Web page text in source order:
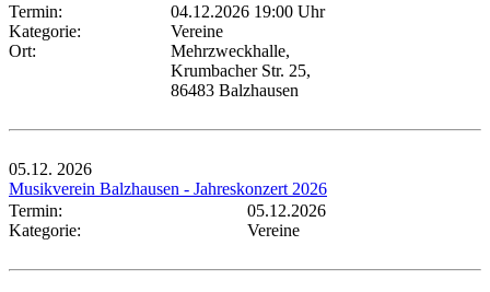
Termin:
04.12.2026 19:00 Uhr
Kategorie:
Vereine
Ort:
Mehrzweckhalle,
Krumbacher Str. 25,
86483 Balzhausen
05.12. 2026
Musikverein Balzhausen - Jahreskonzert 2026
Termin:
05.12.2026
Kategorie:
Vereine